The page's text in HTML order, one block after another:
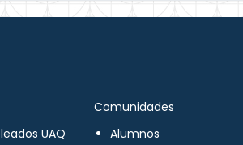
UAQ
Comunidades
Alumnos